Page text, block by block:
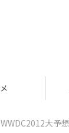
大予想